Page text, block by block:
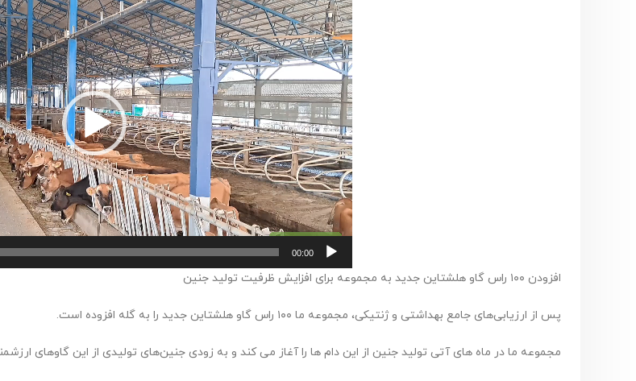
ویدیو
00:00
افزودن ۱۰۰ راس گاو هلشتاین جدید به مجموعه برای افزایش ظرفیت تولید جنین
پس از ارزیابی‌های جامع بهداشتی و ژنتیکی، مجموعه ما ۱۰۰ راس گاو هلشتاین جدید را به گله افزوده است.
مجموعه ما در ماه های آتی تولید جنین از این دام ها را آغاز می کند و به زودی جنین‌های تولیدی از این گاوهای